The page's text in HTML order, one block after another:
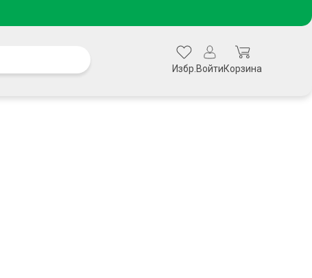
Избр. ВойтиКорзина